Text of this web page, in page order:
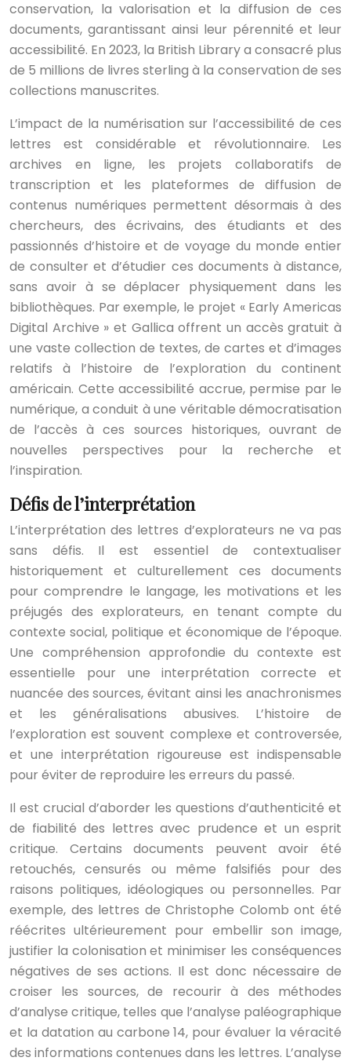
conservation, la valorisation et la diffusion de ces
documents, garantissant ainsi leur pérennité et leur
accessibilité. En 2023, la British Library a consacré plus
de 5 millions de livres sterling à la conservation de ses
collections manuscrites.
L’impact de la numérisation sur l’accessibilité de ces
lettres est considérable et révolutionnaire. Les
archives en ligne, les projets collaboratifs de
transcription et les plateformes de diffusion de
contenus numériques permettent désormais à des
chercheurs, des écrivains, des étudiants et des
passionnés d’histoire et de voyage du monde entier
de consulter et d’étudier ces documents à distance,
sans avoir à se déplacer physiquement dans les
bibliothèques. Par exemple, le projet « Early Americas
Digital Archive » et Gallica offrent un accès gratuit à
une vaste collection de textes, de cartes et d’images
relatifs à l’histoire de l’exploration du continent
américain. Cette accessibilité accrue, permise par le
numérique, a conduit à une véritable démocratisation
de l’accès à ces sources historiques, ouvrant de
nouvelles perspectives pour la recherche et
l’inspiration.
Défis de l’interprétation
L’interprétation des lettres d’explorateurs ne va pas
sans défis. Il est essentiel de contextualiser
historiquement et culturellement ces documents
pour comprendre le langage, les motivations et les
préjugés des explorateurs, en tenant compte du
contexte social, politique et économique de l’époque.
Une compréhension approfondie du contexte est
essentielle pour une interprétation correcte et
nuancée des sources, évitant ainsi les anachronismes
et les généralisations abusives. L’histoire de
l’exploration est souvent complexe et controversée,
et une interprétation rigoureuse est indispensable
pour éviter de reproduire les erreurs du passé.
Il est crucial d’aborder les questions d’authenticité et
de fiabilité des lettres avec prudence et un esprit
critique. Certains documents peuvent avoir été
retouchés, censurés ou même falsifiés pour des
raisons politiques, idéologiques ou personnelles. Par
exemple, des lettres de Christophe Colomb ont été
réécrites ultérieurement pour embellir son image,
justifier la colonisation et minimiser les conséquences
négatives de ses actions. Il est donc nécessaire de
croiser les sources, de recourir à des méthodes
d’analyse critique, telles que l’analyse paléographique
et la datation au carbone 14, pour évaluer la véracité
des informations contenues dans les lettres. L’analyse